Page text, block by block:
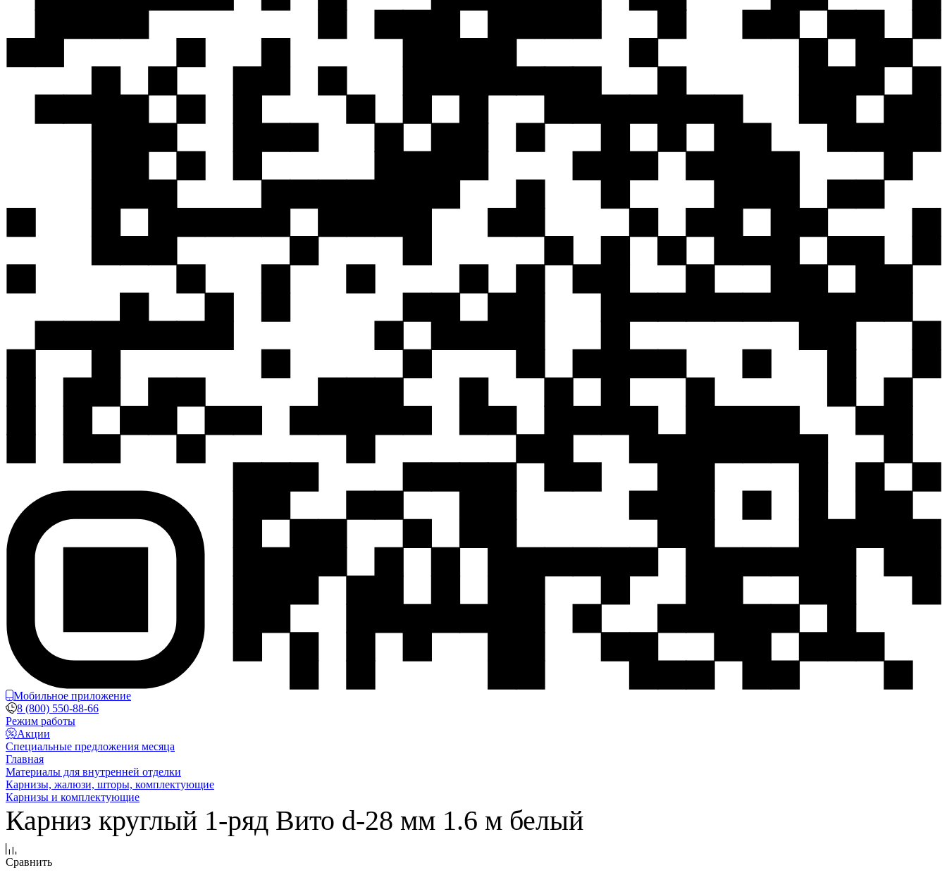
Мобильное приложение
8 (800) 550-88-66
Режим работы
Акции
Специальные предложения месяца
Главная
Материалы для внутренней отделки
Карнизы, жалюзи, шторы, комплектующие
Карнизы и комплектующие
Карниз круглый 1-ряд Вито d-28 мм 1.6 м белый
Сравнить